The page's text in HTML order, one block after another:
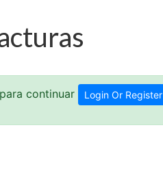
continuar Login Or Register